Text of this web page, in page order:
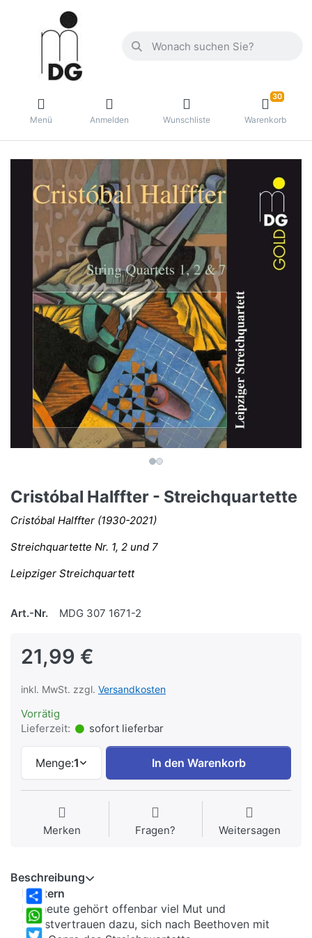
Menü Anmelden Wunschliste
30
Warenkorb
Cristóbal Halffter - Streichquartette
Cristóbal Halffter (1930-2021)
Streichquartette Nr. 1, 2 und 7
Leipziger Streichquartett
Art.-Nr. MDG 307 1671-2
21,99 €
inkl. MwSt. zzgl. Versandkosten
Vorrätig
Lieferzeit:
sofort lieferbar
Menge:1 In den Warenkorb
Merken Fragen? Weitersagen
Share
WhatsApp
Beschreibung
Fixstern
Bis heute gehört offenbar viel Mut und
Selbstvertrauen dazu, sich nach Beethoven mit